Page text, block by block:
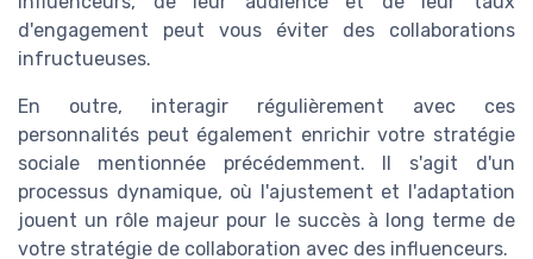
d'engagement peut vous éviter des collaborations
infructueuses.
En outre, interagir régulièrement avec ces
personnalités peut également enrichir votre stratégie
sociale mentionnée précédemment. Il s'agit d'un
processus dynamique, où l'ajustement et l'adaptation
jouent un rôle majeur pour le succès à long terme de
votre stratégie de collaboration avec des influenceurs.